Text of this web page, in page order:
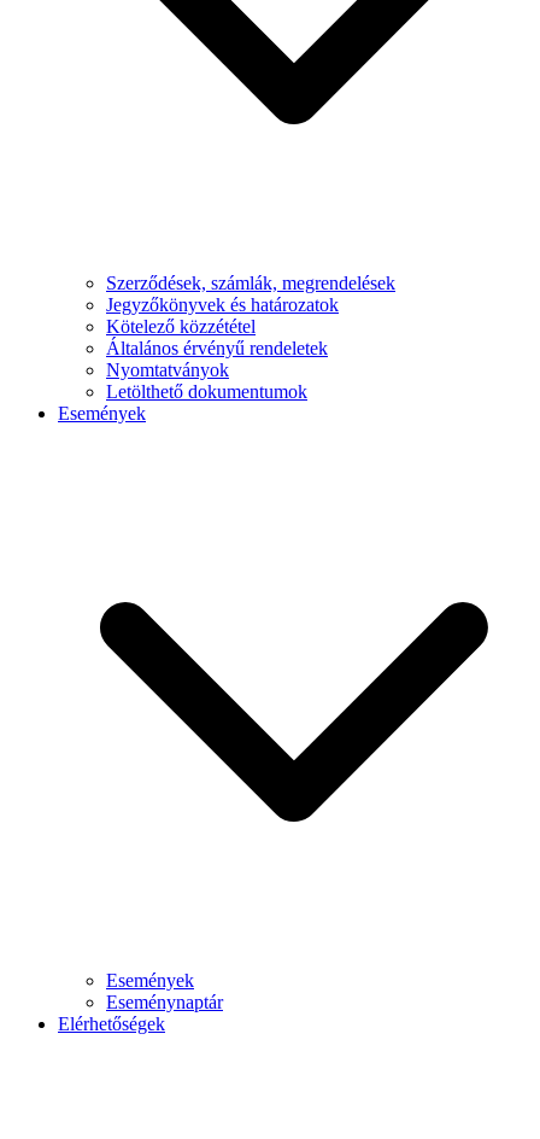
Szerződések, számlák, megrendelések
Jegyzőkönyvek és határozatok
Kötelező közzététel
Általános érvényű rendeletek
Nyomtatványok
Letölthető dokumentumok
Események
Események
Eseménynaptár
Elérhetőségek